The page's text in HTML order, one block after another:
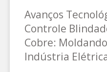
Avanços
Controle
Cobre:
Indústria